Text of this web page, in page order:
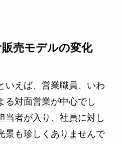
売モデルの変化
いえば、営業職員、いわ
る対面営業が中心でし
当者が入り、社員に対し
景も珍しくありませんで